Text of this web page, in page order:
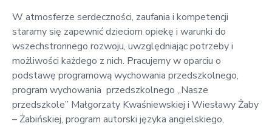
W atmosferze serdeczności, zaufania i kompetencji
staramy się zapewnić dzieciom opiekę i warunki do
wszechstronnego rozwoju, uwzględniając potrzeby i
możliwości każdego z nich. Pracujemy w oparciu o
podstawę programową wychowania przedszkolnego,
program wychowania przedszkolnego „Nasze
przedszkole” Małgorzaty Kwaśniewskiej i Wiesławy Żaby
– Żabińskiej, program autorski języka angielskiego,